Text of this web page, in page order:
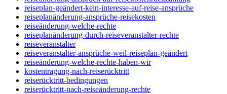
reiseplan-geändert-kein-interesse-auf-reise-ansprüche
reiseplanänderung-ansprüche-reisekosten
reiseänderung-welche-rechte
reiseplanänderung-durch-reiseveranstalter-rechte
reiseveranstalter
reiseveranstalter-ansprüche-weil-reiseplan-geändert
reiseänderung-welche-rechte-haben-wir
kostentragung-nach-reiserücktritt
reiserücktritt-bedingungen
reiserücktritt-nach-reiseänderung-rechte